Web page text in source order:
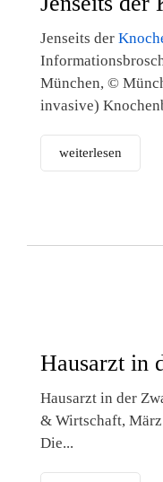
Jenseits der
München, ©
invasive)
weiterlesen
Hausarzt in
Hausarzt in der
& Wirtschaft, März
Die...